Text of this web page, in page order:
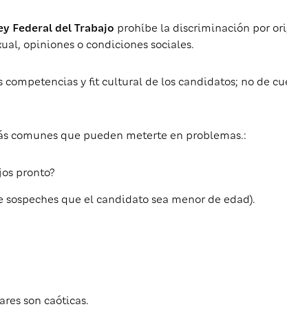
Federal del Trabajo prohíbe la discriminación por
opiniones o condiciones sociales.
competencias y fit cultural de los candidatos; no de
comunes que pueden meterte en problemas.:
pronto?
sospeches que el candidato sea menor de edad).
son caóticas.